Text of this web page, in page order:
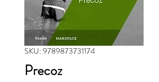
SKU: 9789873731174
Precoz